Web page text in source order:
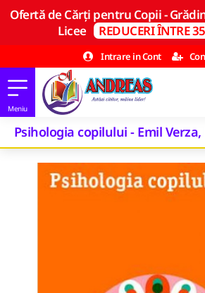
Ofertă de Cărți pentru Copii -
Licee REDUCERI ÎNTRE
Intrare in Cont
Psihologia copilului - Emil